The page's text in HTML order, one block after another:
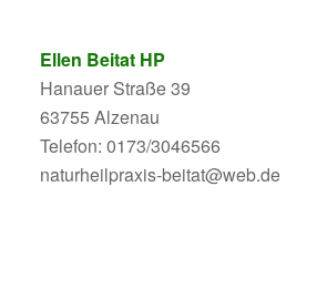
Ellen Beitat HP
Hanauer Straße 39
63755 Alzenau
Telefon: 0173/3046566
naturheilpraxis-beitat@web.de